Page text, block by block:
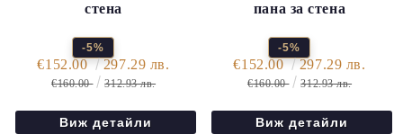
стена
-5%
€152.00 297.29 лв.
€160.00 312.93 лв.
Виж детайли
пана за стена
-5%
€152.00 297.29 лв.
€160.00 312.93 лв.
Виж детайли